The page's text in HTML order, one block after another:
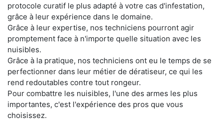
protocole curatif le plus adapté à votre cas d'infestation,
grâce à leur expérience dans le domaine.
Grâce à leur expertise, nos techniciens pourront agir
promptement face à n'importe quelle situation avec les
nuisibles.
Grâce à la pratique, nos techniciens ont eu le temps de se
perfectionner dans leur métier de dératiseur, ce qui les
rend redoutables contre tout rongeur.
Pour combattre les nuisibles, l'une des armes les plus
importantes, c'est l'expérience des pros que vous
choisissez.